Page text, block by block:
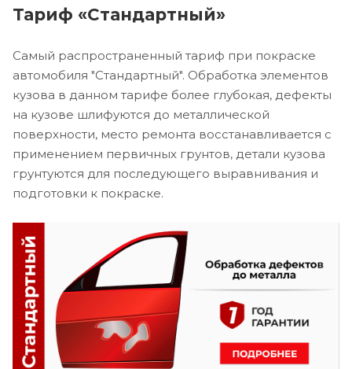
Тариф «Стандартный»
Самый распространенный тариф при покраске
автомобиля "Стандартный". Обработка элементов
кузова в данном тарифе более глубокая, дефекты
на кузове шлифуются до металлической
поверхности, место ремонта восстанавливается с
применением первичных грунтов, детали кузова
грунтуются для последующего выравнивания и
подготовки к покраске.